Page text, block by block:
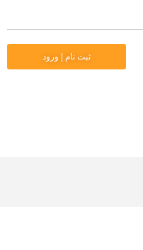
ثبت نام | ورود